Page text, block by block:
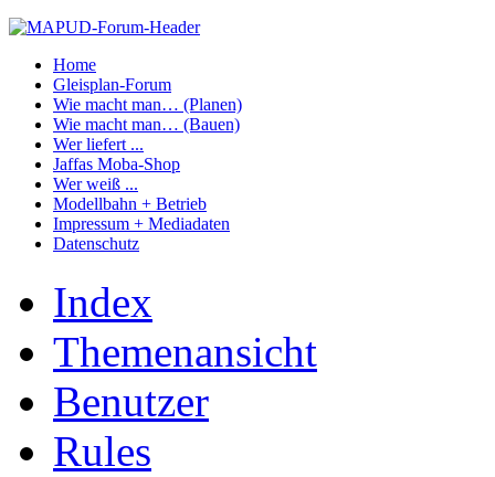
Home
Gleisplan-Forum
Wie macht man… (Planen)
Wie macht man… (Bauen)
Wer liefert ...
Jaffas Moba-Shop
Wer weiß ...
Modellbahn + Betrieb
Impressum + Mediadaten
Datenschutz
Index
Themenansicht
Benutzer
Rules